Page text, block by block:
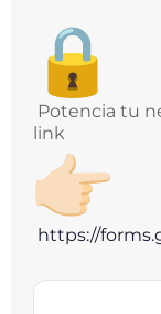
Potencia tu
link
https://